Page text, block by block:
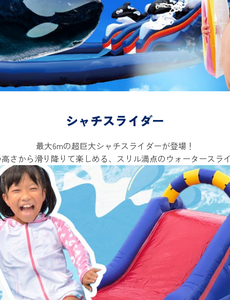
シャチスライダー
最大6mの超巨大シャチスライダーが登場！
さから滑り降りて楽しめる、スリル満点のウォータースラ